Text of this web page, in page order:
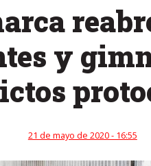
y
21 de mayo de 2020 - 16:55